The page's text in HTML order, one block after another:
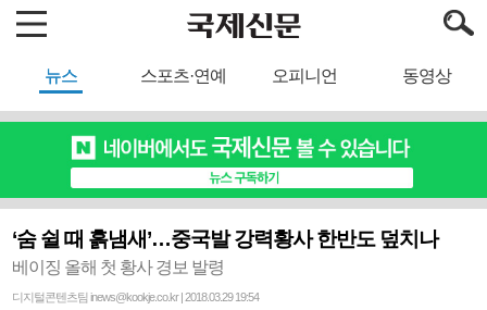
뉴스 스포츠·연예 오피니언 동영상
‘숨 쉴 때 흙냄새’…중국발 강력황사 한반도 덮치나
베이징 올해 첫 황사 경보 발령
디지털콘텐츠팀 inews@kookje.co.kr | 2018.03.29 19:54